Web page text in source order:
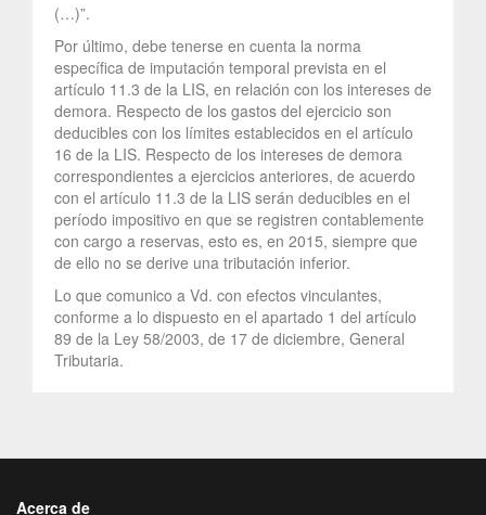
(…)”.
Por último, debe tenerse en cuenta la norma
específica de imputación temporal prevista en el
artículo 11.3 de la LIS, en relación con los intereses de
demora. Respecto de los gastos del ejercicio son
deducibles con los límites establecidos en el artículo
16 de la LIS. Respecto de los intereses de demora
correspondientes a ejercicios anteriores, de acuerdo
con el artículo 11.3 de la LIS serán deducibles en el
período impositivo en que se registren contablemente
con cargo a reservas, esto es, en 2015, siempre que
de ello no se derive una tributación inferior.
Lo que comunico a Vd. con efectos vinculantes,
conforme a lo dispuesto en el apartado 1 del artículo
89 de la Ley 58/2003, de 17 de diciembre, General
Tributaria.
Acerca de